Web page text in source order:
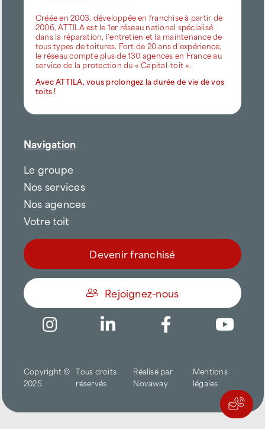
Créée en 2003, développée en franchise à partir de
2006, ATTILA est le 1er réseau national spécialisé
dans la réparation, l’entretien et la maintenance de
tous types de toitures. Fort de 20 ans d’expérience,
le réseau compte plus de 130 agences en France au
service de la protection du « Capital-toit ».
Avec ATTILA, vous prolongez la durée de vie de vos
toits !
Navigation
Le groupe
Nos services
Nos agences
Votre toit
Devenir franchisé
Rejoignez-nous
Copyright ©
2025
Tous droits
réservés
Réalisé par
Novaway
Mentions
légales
Trouver une agence